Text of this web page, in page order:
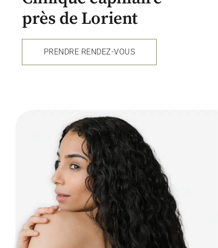
près de Lorient
PRENDRE RENDEZ-VOUS